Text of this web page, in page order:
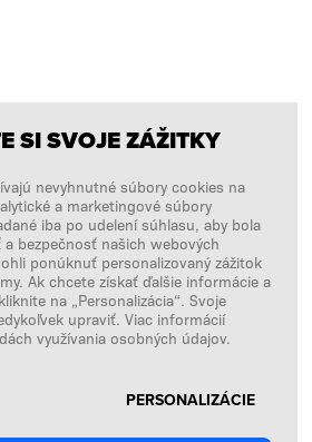
© 2026 SFD S. A.
SI SVOJE ZÁŽITKY
nevyhnutné súbory cookies na
a marketingové súbory
iba po udelení súhlasu, aby bola
bezpečnosť našich webových
ponúknuť personalizovaný zážitok
Ak chcete získať ďalšie informácie a
na „Personalizácia“. Svoje
upraviť. Viac informácií
využívania osobných údajov.
PERSONALIZÁCIE